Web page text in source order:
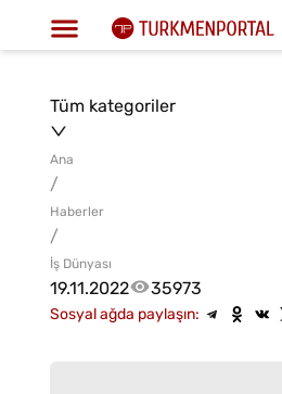
Tüm kategoriler
Ana
/
Haberler
/
İş Dünyası
19.11.2022 35973
Sosyal ağda paylaşın: